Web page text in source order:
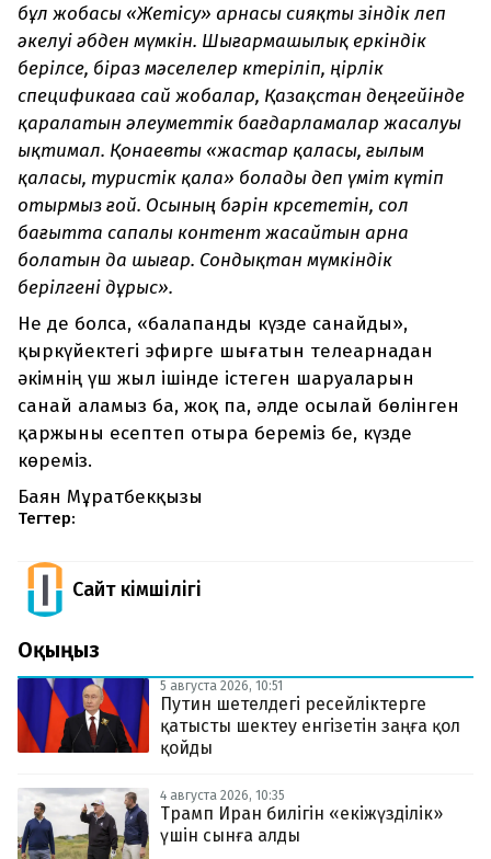
бұл жобасы «Жетісу» арнасы сияқты өзіндік леп
әкелуі әбден мүмкін. Шығармашылық еркіндік
берілсе, біраз мәселелер көтеріліп, өңірлік
спецификаға сай жобалар, Қазақстан деңгейінде
қаралатын әлеуметтік бағдарламалар жасалуы
ықтимал. Қонаевты «жастар қаласы, ғылым
қаласы, туристік қала» болады деп үміт күтіп
отырмыз ғой. Осының бәрін көрсететін, сол
бағытта сапалы контент жасайтын арна
болатын да шығар. Сондықтан мүмкіндік
берілгені дұрыс».
Не де болса, «балапанды күзде санайды»,
қыркүйектегі эфирге шығатын телеарнадан
әкімнің үш жыл ішінде істеген шаруаларын
санай аламыз ба, жоқ па, әлде осылай бөлінген
қаржыны есептеп отыра береміз бе, күзде
көреміз.
Баян Мұратбекқызы
Тегтер:
Сайт Әкімшілігі
Оқыңыз
5 августа 2026, 10:51
Путин шетелдегі ресейліктерге
қатысты шектеу енгізетін заңға қол
қойды
4 августа 2026, 10:35
Трамп Иран билігін «екіжүзділік»
үшін сынға алды